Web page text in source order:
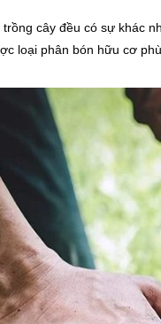
trồng cây đều có sự khác
loại phân bón hữu cơ